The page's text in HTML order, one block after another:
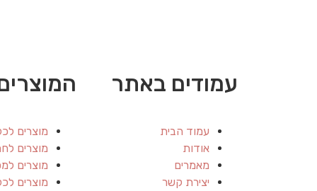
עמודים באתר
עמוד הבית
אודות
מאמרים
יצירת קשר
מוצרים
מוצרים
מוצרים
מוצרים